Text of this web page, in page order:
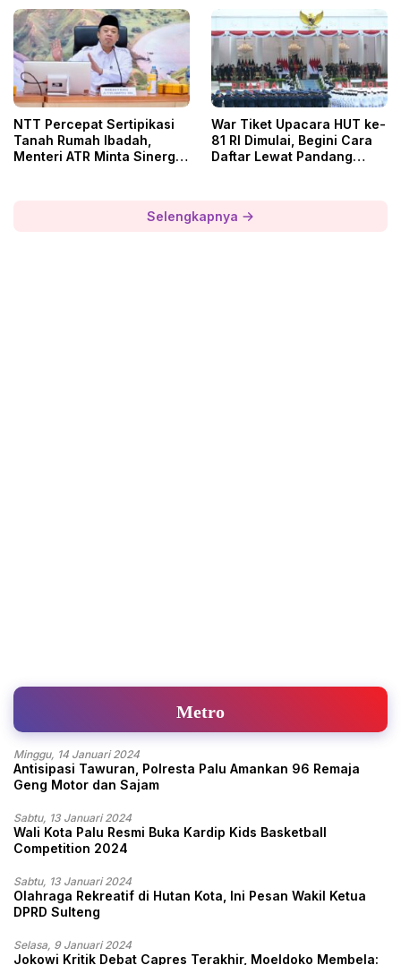
NTT Percepat Sertipikasi
Tanah Rumah Ibadah,
Menteri ATR Minta Sinergi
War Tiket Upacara HUT ke-
81 RI Dimulai, Begini Cara
Daftar Lewat Pandang
Selengkapnya
Metro
Minggu, 14 Januari 2024
Antisipasi Tawuran, Polresta Palu Amankan 96 Remaja
Geng Motor dan Sajam
Sabtu, 13 Januari 2024
Wali Kota Palu Resmi Buka Kardip Kids Basketball
Competition 2024
Sabtu, 13 Januari 2024
Olahraga Rekreatif di Hutan Kota, Ini Pesan Wakil Ketua
DPRD Sulteng
Selasa, 9 Januari 2024
Jokowi Kritik Debat Capres Terakhir, Moeldoko Membela: